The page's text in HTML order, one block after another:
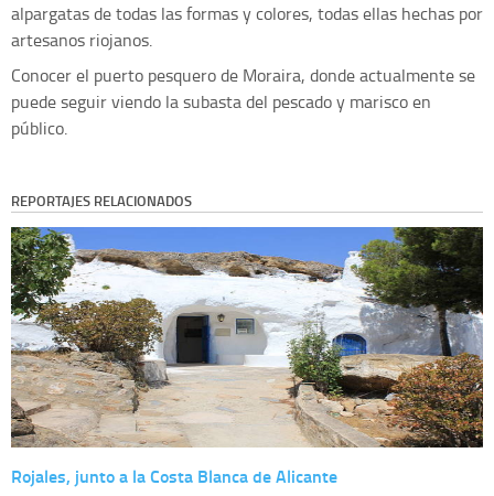
alpargatas de todas las formas y colores, todas ellas hechas por
artesanos riojanos.
Conocer el puerto pesquero de Moraira, donde actualmente se
puede seguir viendo la subasta del pescado y marisco en
público.
REPORTAJES RELACIONADOS
Rojales, junto a la Costa Blanca de Alicante